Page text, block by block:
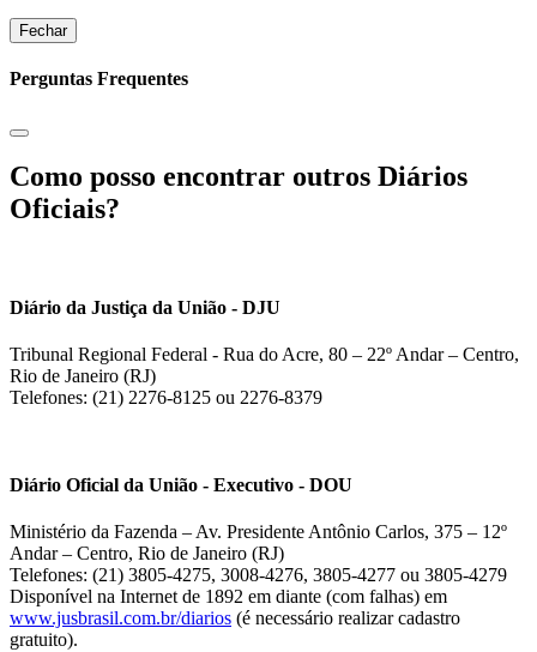
Fechar
Perguntas Frequentes
Como posso encontrar outros Diários
Oficiais?
Diário da Justiça da União - DJU
Tribunal Regional Federal - Rua do Acre, 80 – 22º Andar – Centro,
Rio de Janeiro (RJ)
Telefones: (21) 2276-8125 ou 2276-8379
Diário Oficial da União - Executivo - DOU
Ministério da Fazenda – Av. Presidente Antônio Carlos, 375 – 12º
Andar – Centro, Rio de Janeiro (RJ)
Telefones: (21) 3805-4275, 3008-4276, 3805-4277 ou 3805-4279
Disponível na Internet de 1892 em diante (com falhas) em
www.jusbrasil.com.br/diarios (é necessário realizar cadastro
gratuito).